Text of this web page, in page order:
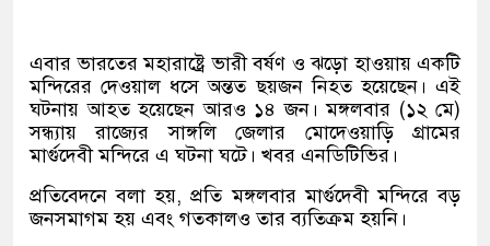
এবার ভারতের মহারাষ্ট্রে ভারী বর্ষণ ও ঝড়ো হাওয়ায় একটি
মন্দিরের দেওয়াল ধসে অন্তত ছয়জন নিহত হয়েছেন। এই
ঘটনায় আহত হয়েছেন আরও ১৪ জন। মঙ্গলবার (১২ মে)
সন্ধ্যায় রাজ্যের সাঙ্গলি জেলার মোদেওয়াড়ি গ্রামের
মার্গুদেবী মন্দিরে এ ঘটনা ঘটে। খবর এনডিটিভির।
প্রতিবেদনে বলা হয়, প্রতি মঙ্গলবার মার্গুদেবী মন্দিরে বড়
জনসমাগম হয় এবং গতকালও তার ব্যতিক্রম হয়নি।